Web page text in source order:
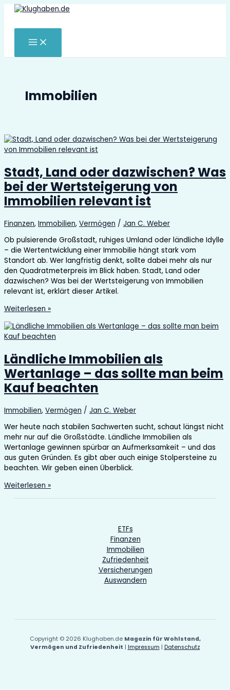
Zum
springen
Immobilien
Stadt, Land oder dazwischen? Was
bei der Wertsteigerung von
Immobilien relevant ist
Finanzen, Immobilien, Vermögen / Jan C. Weber
Ob pulsierende Großstadt, ruhiges Umland oder ländliche Idylle
– die Wertentwicklung einer Immobilie hängt stark vom
Standort ab. Wer langfristig denkt, sollte dabei mehr als nur
den Quadratmeterpreis im Blick haben. Stadt, Land oder
dazwischen? Was bei der Wertsteigerung von Immobilien
relevant ist, erklärt dieser Artikel.
Stadt,
oder
dazwischen?
bei
der
Wertsteigerung
von
relevant
Weiterlesen »
Ländliche Immobilien als
Wertanlage – das sollte man beim
Kauf beachten
Immobilien, Vermögen / Jan C. Weber
Wer heute nach stabilen Sachwerten sucht, schaut längst nicht
mehr nur auf die Großstädte. Ländliche Immobilien als
Wertanlage gewinnen spürbar an Aufmerksamkeit – und das
aus guten Gründen. Es gibt aber auch einige Stolpersteine zu
beachten. Wir geben einen Überblick.
Ländliche
Weiterlesen »
ETFs
Finanzen
Immobilien
Zufriedenheit
Versicherungen
Auswandern
Copyright © 2026 Klughaben.de Magazin für Wohlstand,
Vermögen und Zufriedenheit | Impressum | Datenschutz